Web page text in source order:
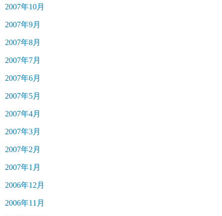
2007年10月
2007年9月
2007年8月
2007年7月
2007年6月
2007年5月
2007年4月
2007年3月
2007年2月
2007年1月
2006年12月
2006年11月